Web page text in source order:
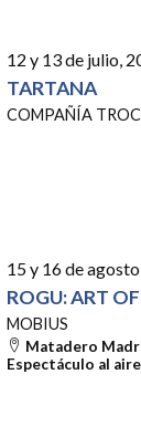
12 y 13 de julio,
TARTANA
COMPAÑÍA
15 y 16 de agosto
ROGU: ART
MOBIUS
Matadero
Espectáculo al